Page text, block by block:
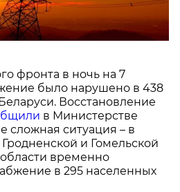
фронта в ночь на 7
было нарушено в 438
Восстановление
в Министерстве
сложная ситуация – в
и Гомельской
временно
в 295 населенных